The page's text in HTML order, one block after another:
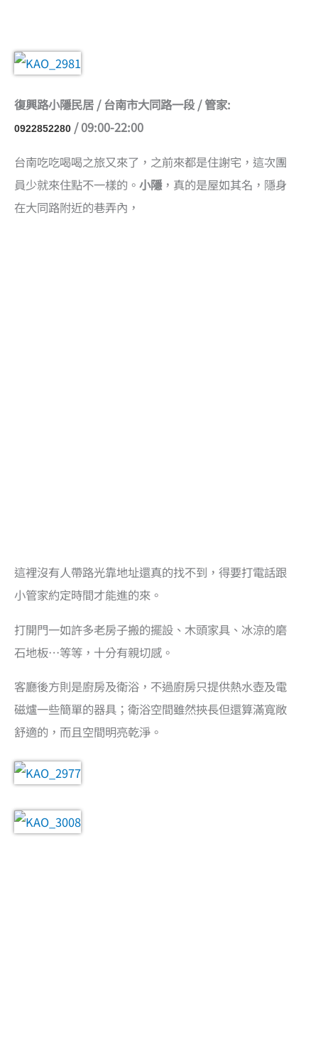
復興路小隱民居 / 台南市大同路一段 / 管家:
0922852280 / 09:00-22:00
台南吃吃喝喝之旅又來了，之前來都是住謝宅，這次團
員少就來住點不一樣的。 小隱，真的是屋如其名，隱身
在大同路附近的巷弄內，
這裡沒有人帶路光靠地址還真的找不到，得要打電話跟
小管家約定時間才能進的來。
打開門一如許多老房子搬的擺設、木頭家具、冰涼的磨
石地板…等等，十分有親切感。
客廳後方則是廚房及衛浴，不過廚房只提供熱水壺及電
磁爐一些簡單的器具；衛浴空間雖然挾長但還算滿寬敞
舒適的，而且空間明亮乾淨。